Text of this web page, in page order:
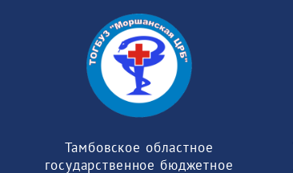
Тамбовское областное
государственное бюджетное